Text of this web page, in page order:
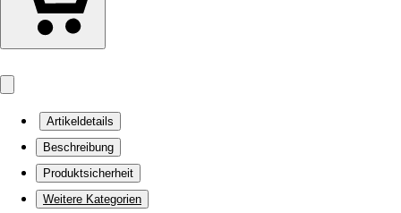
Artikeldetails
Beschreibung
Produktsicherheit
Weitere Kategorien